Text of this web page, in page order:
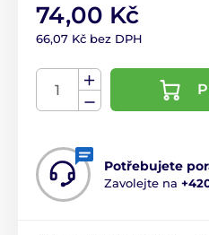
74,00 Kč
66,07 Kč bez DPH
Potřebujete
Zavolejte na